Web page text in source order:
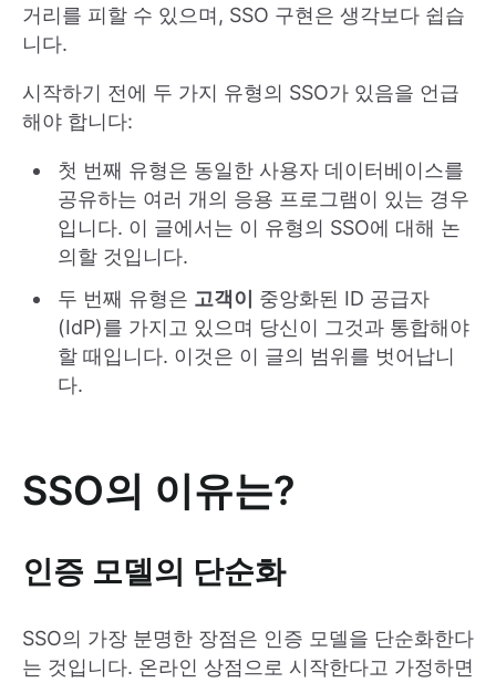
거리를 피할 수 있으며, SSO 구현은 생각보다 쉽습
니다.
시작하기 전에 두 가지 유형의 SSO가 있음을 언급
해야 합니다:
첫 번째 유형은 동일한 사용자 데이터베이스를
공유하는 여러 개의 응용 프로그램이 있는 경우
입니다. 이 글에서는 이 유형의 SSO에 대해 논
의할 것입니다.
두 번째 유형은 고객이
중앙화된 ID 공급자
(IdP)를 가지고 있으며 당신이 그것과 통합해야
할 때입니다. 이것은 이 글의 범위를 벗어납니
다.
SSO의 이유는?
인증 모델의 단순화
SSO의 가장 분명한 장점은 인증 모델을 단순화한다
는 것입니다. 온라인 상점으로 시작한다고 가정하면